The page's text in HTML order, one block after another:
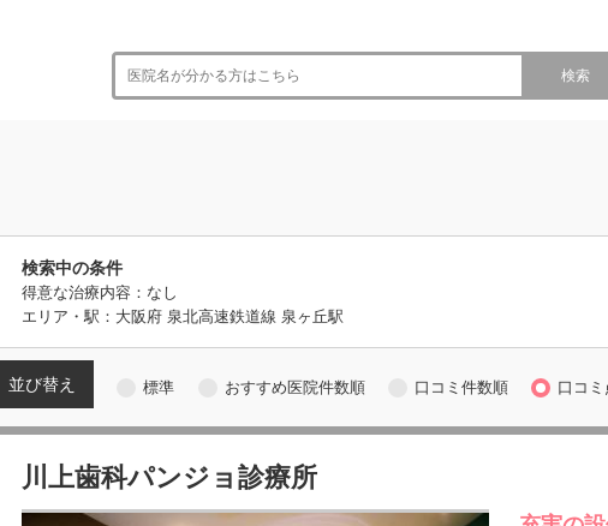
検索
検索中の条件
得意な治療内容：なし
エリア・駅：大阪府 泉北高速鉄道線 泉ヶ丘駅
並び替え 標準 おすすめ医院件数順 口コミ件数順 口コ
川上歯科パンジョ診療所